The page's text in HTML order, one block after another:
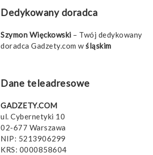
Dedykowany doradca
Szymon Więckowski – Twój dedykowany
doradca Gadzety.com wśląskim
Dane teleadresowe
GADZETY.COM
ul. Cybernetyki 10
02-677 Warszawa
NIP: 5213906299
KRS: 0000858604